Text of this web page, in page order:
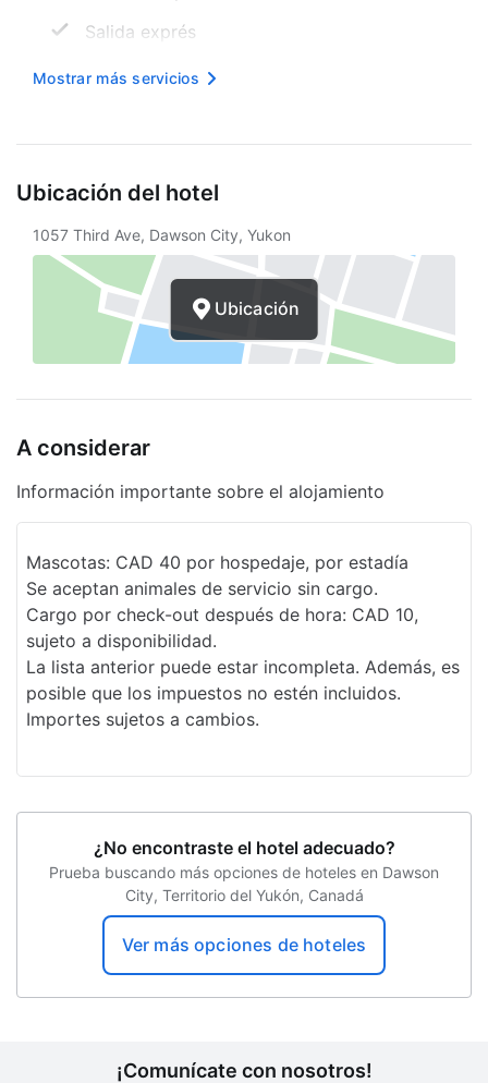
Salida exprés
Internet inalámbrico en cortesía
Alquiler de bicicletas en las inmediaciones
Senderismo
Asistencia turística
Estacionamiento sin asistencia gratuito
Mostrar más servicios
Ubicación del hotel
1057 Third Ave, Dawson City, Yukon
Ubicación
A considerar
Información importante sobre el alojamiento
Mascotas: CAD 40 por hospedaje, por estadía
Se aceptan animales de servicio sin cargo.
Cargo por check-out después de hora: CAD 10,
sujeto a disponibilidad.
La lista anterior puede estar incompleta. Además, es
posible que los impuestos no estén incluidos.
Importes sujetos a cambios.
¿No encontraste el hotel adecuado?
Prueba buscando más opciones de hoteles en Dawson
City, Territorio del Yukón, Canadá
Ver más opciones de hoteles
¡Comunícate con nosotros!